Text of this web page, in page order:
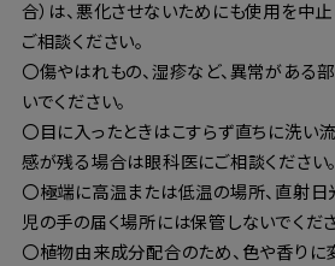
合）は、悪化させないためにも使用を中
ご相談ください。
〇傷やはれもの、湿疹など、異常がある
いでください。
〇目に入ったときはこすらず直ちに洗い
感が残る場合は眼科医にご相談ください。
〇極端に高温または低温の場所、直射
児の手の届く場所には保管しないでくださ
〇植物由来成分配合のため、色や香りに